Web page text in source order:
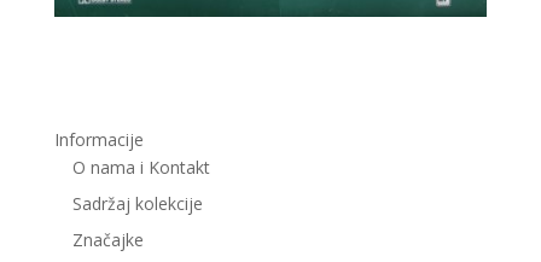
Informacije
O nama i Kontakt
Sadržaj kolekcije
Značajke